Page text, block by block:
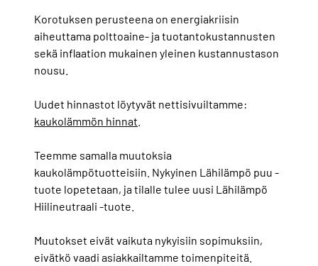
Korotuksen perusteena on energiakriisin
aiheuttama polttoaine- ja tuotantokustannusten
sekä inflaation mukainen yleinen kustannustason
nousu.
Uudet hinnastot löytyvät nettisivuiltamme:
kaukolämmön hinnat
Teemme samalla muutoksia
kaukolämpötuotteisiin. Nykyinen Lähilämpö puu -
tuote lopetetaan, ja tilalle tulee uusi Lähilämpö
Hiilineutraali -tuote.
Muutokset eivät vaikuta nykyisiin sopimuksiin,
eivätkö vaadi asiakkailtamme toimenpiteitä.